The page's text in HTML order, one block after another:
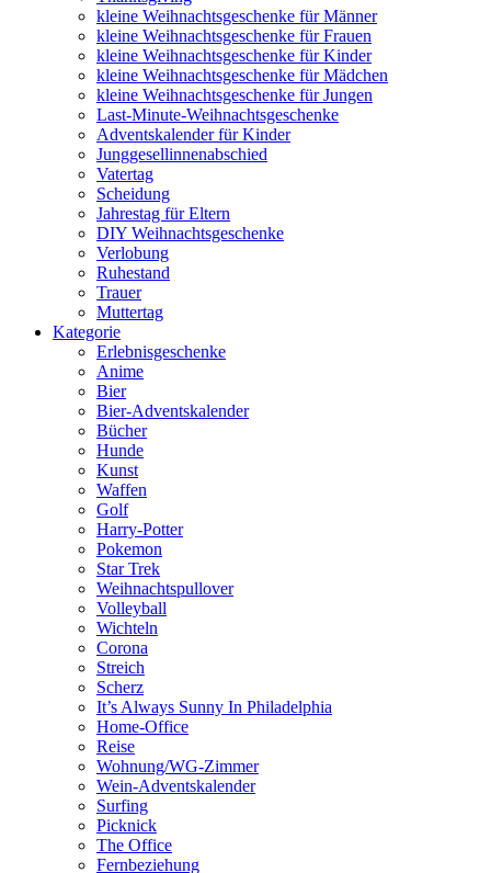
kleine Weihnachtsgeschenke für Männer
kleine Weihnachtsgeschenke für Frauen
kleine Weihnachtsgeschenke für Kinder
kleine Weihnachtsgeschenke für Mädchen
kleine Weihnachtsgeschenke für Jungen
Last-Minute-Weihnachtsgeschenke
Adventskalender für Kinder
Junggesellinnenabschied
Vatertag
Scheidung
Jahrestag für Eltern
DIY Weihnachtsgeschenke
Verlobung
Ruhestand
Trauer
Muttertag
Kategorie
Erlebnisgeschenke
Anime
Bier
Bier-Adventskalender
Bücher
Hunde
Kunst
Waffen
Golf
Harry-Potter
Pokemon
Star Trek
Weihnachtspullover
Volleyball
Wichteln
Corona
Streich
Scherz
It’s Always Sunny In Philadelphia
Home-Office
Reise
Wohnung/WG-Zimmer
Wein-Adventskalender
Surfing
Picknick
The Office
Fernbeziehung